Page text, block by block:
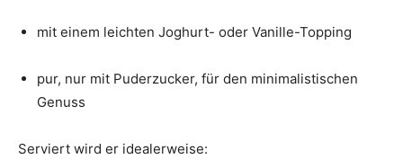
mit einem leichten Joghurt- oder Vanille-Topping
pur, nur mit Puderzucker, für den minimalistischen
Genuss
Serviert wird er idealerweise: